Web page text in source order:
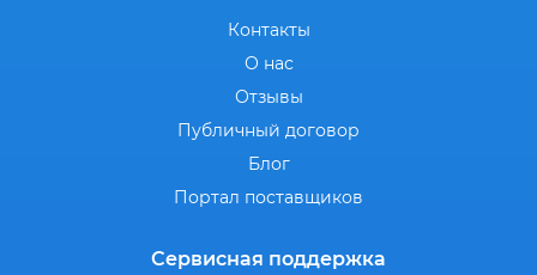
Контакты
О нас
Отзывы
Публичный договор
Блог
Портал поставщиков
Сервисная поддержка